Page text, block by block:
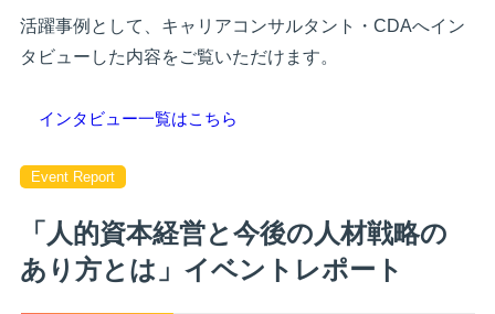
活躍事例として、キャリアコンサルタント・CDAへイン
タビューした内容をご覧いただけます。
インタビュー一覧はこちら
「人的資本経営と今後の人材戦略の
あり方とは」イベントレポート
Event Report